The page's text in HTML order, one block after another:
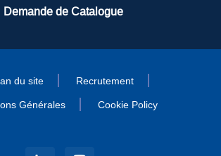
Demande de Catalogue
du site Recrutement
Générales Cookie Policy